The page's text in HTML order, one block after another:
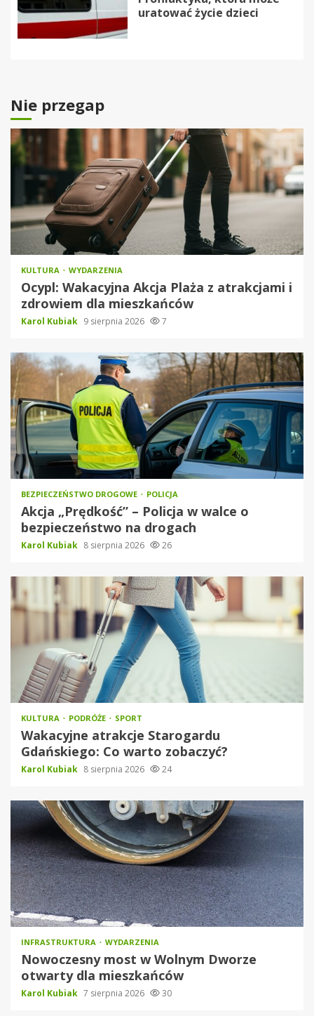
uratować życie dzieci
Nie przegap
KULTURA WYDARZENIA
Ocypl: Wakacyjna Akcja Plaża z atrakcjami i
zdrowiem dla mieszkańców
Karol Kubiak 9 sierpnia 2026 7
BEZPIECZEŃSTWO DROGOWE POLICJA
Akcja „Prędkość” – Policja w walce o
bezpieczeństwo na drogach
Karol Kubiak 8 sierpnia 2026 26
KULTURA PODRÓŻE SPORT
Wakacyjne atrakcje Starogardu
Gdańskiego: Co warto zobaczyć?
Karol Kubiak 8 sierpnia 2026 24
INFRASTRUKTURA WYDARZENIA
Nowoczesny most w Wolnym Dworze
otwarty dla mieszkańców
Karol Kubiak 7 sierpnia 2026 30